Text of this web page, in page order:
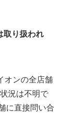
取り扱われ
オンの全店舗
況は不明で
に直接問い合